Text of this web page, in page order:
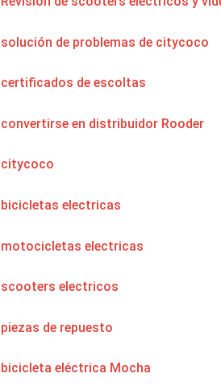
solución de problemas de citycoco
certificados de escoltas
convertirse en distribuidor Rooder
citycoco
bicicletas electricas
motocicletas electricas
scooters electricos
piezas de repuesto
bicicleta eléctrica Mocha